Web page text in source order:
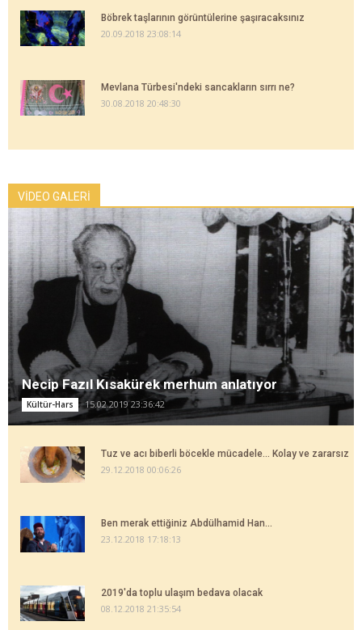
Böbrek taşlarının görüntülerine şaşıracaksınız
20.09.2018 23:08:14
Mevlana Türbesi'ndeki sancakların sırrı ne?
30.08.2018 20:48:30
VİDEO GALERİ
Necip Fazıl Kısakürek merhum anlatıyor
Kültür-Hars 15.02.2019 23:36:42
Tuz ve acı biberli böcekle mücadele... Kolay ve zararsız
29.12.2018 00:06:26
Ben merak ettiğiniz Abdülhamid Han...
23.12.2018 17:18:13
2019'da toplu ulaşım bedava olacak
08.12.2018 21:35:54